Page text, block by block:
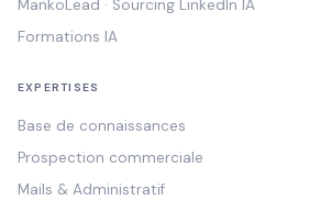
MankoLead · Sourcing LinkedIn IA
Formations IA
EXPERTISES
Base de connaissances
Prospection commerciale
Mails & Administratif